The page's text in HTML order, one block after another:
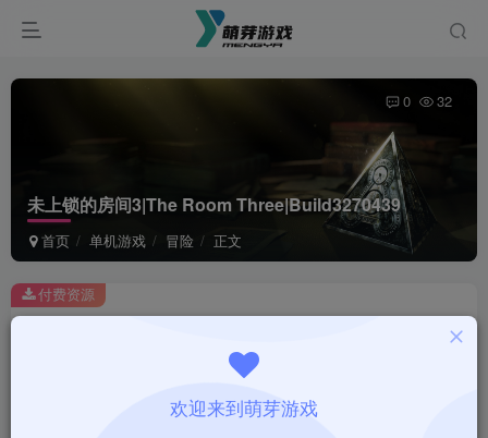
未上锁的房间3|The Room Three|Build3270439
首页 单机游戏 冒险 正文
0 32
此内容为付费资源，请付费后查看
￥1
付费资源
欢迎来到萌芽游戏